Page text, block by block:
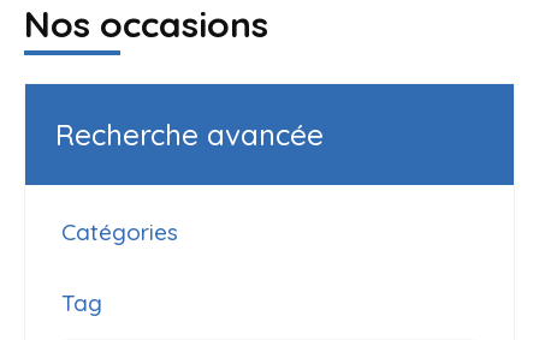
Nos occasions
Recherche avancée
Catégories
Tag